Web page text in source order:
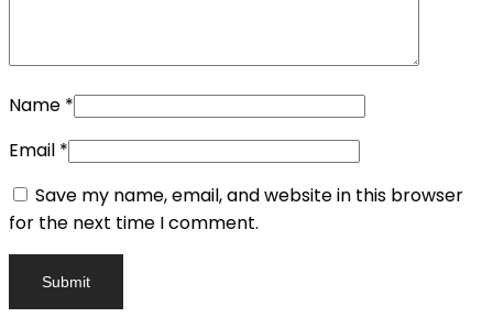
Name *
Email *
Save my name, email, and website in this browser
for the next time I comment.